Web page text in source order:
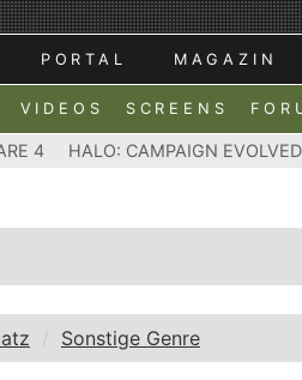
PORTAL MAGAZIN
VIDEOS SCREENS
4 HALO: CAMPAIGN EVOLVED
Sonstige Genre